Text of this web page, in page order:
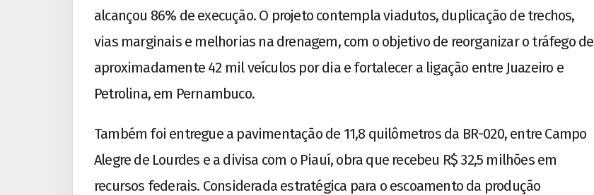
alcançou 86% de execução. O projeto contempla viadutos, duplicação de trechos,
vias marginais e melhorias na drenagem, com o objetivo de reorganizar o tráfego de
aproximadamente 42 mil veículos por dia e fortalecer a ligação entre Juazeiro e
Petrolina, em Pernambuco.
Também foi entregue a pavimentação de 11,8 quilômetros da BR-020, entre Campo
Alegre de Lourdes e a divisa com o Piauí, obra que recebeu R$ 32,5 milhões em
recursos federais. Considerada estratégica para o escoamento da produção